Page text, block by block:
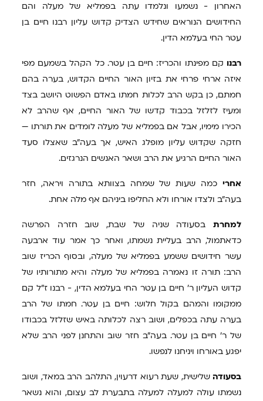
האחרון - נשמעו ונלמדו עתה בפמליא של מעלה והם
החידושים הנוראים שחידש הצדיק קדוש עליון רבנו חיים בן
עטר החי בעלמא הדין.
רבנו קם מפינתו והכריז: חיים בן עטר. כל הקהל בשמעם מפי
איזה ארחי פרחי את בזיון האור החיים הקדוש, בערה בהם
חמתם, כן בקש הרב לכלות חמתו באדם הפשוט היושב בצד
ומעיז לזלזל בכבוד קדשו של האור החיים, אף שהרב לא
הכירו מימיו, אבל אם בפמליא של מעלה לומדים את תורתו —
חזקה שקדוש עליון מופלג האיש, אך בעה"ב שאצלו סעד
האור החיים הרגיע את הרב ושאר האנשים הנרגזים.
אחרי כמה שעות של שמחה בצוותא בתורה ויראה, חזר
בעה"ב ולצדו אורחו ולא החליפו ביניהם אף מלה אחת.
למחרת בסעודה שניה של שבת, שוב חזרה הפרשה
כדאתמול, הרב בעליית נשמתו, ואחר כך אמר עוד ארבעה
עשר חידושים ששמע בפמליא של מעלה, ובסוף הכריז שוב
הרב: תורה זו נאמרה בפמליא של מעלה והיא מתורותיו של
קדוש העליון ר' חיים בן עטר החי בעלמא הדין, - רבנו ז"ל קם
ממקומו והמהם בקול חלוש: חיים בן עטר. חמתו של הרב
בערה עתה בכפלים, ושוב רצה לכלותה באיש שזלזל בכבודו
של ר' חיים בן עטר. בעה"ב חזר שוב והתחנן לפני הרב שלא
יפגע באורחו ויניחנו לנפשו.
בסעודה שלישית, שעת רעוא דרעוין, התלהב הרב במאד, ושוב
נשמתו עולה למעלה למעלה בתבערת לב עצום, והוא נשאר